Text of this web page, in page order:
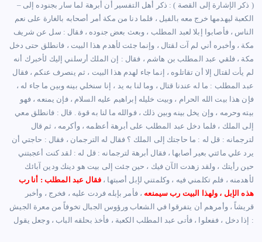
– ‏( ذكر الإشارة إلى القصة ) : ذكر أهل التفسير أن أبرهة لما سار بجنوده إلى
الكعبة ليهدمها خرج معه بالفيل ، فلما دنا من مكة أمر أصحابه بالغارة على نعم
الناس ، فأصابوا إبلا لعبد المطلب ، وبعث بعض جنوده ، فقال : سل عن شريف
مكة ، وأخبره أني لم آت لقتال ، وإنما جئت لأهدم هذا البيت ، فانطلق حتى دخل
مكة ، فلقي عبد المطلب بن هاشم ، فقال : إن الملك أرسلني إليك لأخبرك أنه
لم يأت لقتال إلا أن تقاتلوه ، إنما جاء لهدم هذا البيت ، ثم ينصرف عنكم ، فقال
عبد المطلب : ما له عندنا قتال ، وما لنا به يد ، إنا سنخلي بينه وبين ما جاء له ،
فإن هذا بيت الله الحرام ، وبيت خليله إبراهيم عليه السلام ، فإن يمنعه ، فهو
بيته وحرمه ، وإن يخل بينه وبين ذلك ، فوالله ما لنا به قوة . قال : فانطلق معي
إلى الملك ، فلما دخل عبد المطلب على أبرهة أعظمه ، وأكرمه ، ثم قال
لترجمانه : قل له : ما حاجتك إلى الملك ؟ فقال له الترجمان ، فقال : حاجتي أن
يرد علي مائتي بعير أصابها ، فقال أبرهة لترجمانه : قل له : لقد كنت أعجبتني
حين رأيتك ، ولقد زهدت الآن فيك ، حين جئت إلى بيت هو دينك ودين آبائك
لأهدمنه ، فلم تكلمني فيه ، وكلمتني لإبل أصبتها ، فقال عبد المطلب : أنا رب
هذه الإبل ، ولهذا البيت رب سيمنعه ، فأمر بإبله فردت عليه ، فخرج ، وأخبر
قريشاً ، وأمرهم أن يتفرقوا في الشعاب ورؤوس الجبال تخوفاً من معرة الجيش
إذا دخل ، ففعلوا ، فأتى عبد المطلب الكعبة ، فأخذ بحلقه الباب ، وجعل يقول :